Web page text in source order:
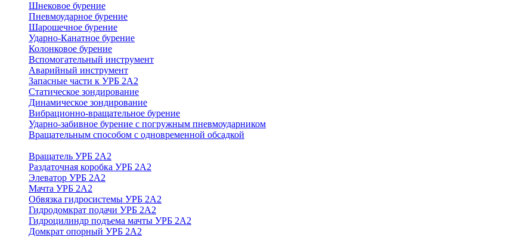
Шнековое бурение
Пневмоударное бурение
Шарошечное бурение
Ударно-Канатное бурение
Колонковое бурение
Вспомогательный инструмент
Аварийный инструмент
Запасные части к УРБ 2А2
Статическое зондирование
Динамическое зондирование
Вибрационно-вращательное бурение
Ударно-забивное бурение с погружным пневмоударником
Вращательным способом с одновременной обсадкой
Вращатель УРБ 2А2
Раздаточная коробка УРБ 2А2
Элеватор УРБ 2А2
Мачта УРБ 2А2
Обвязка гидросистемы УРБ 2А2
Гидродомкрат подачи УРБ 2А2
Гидроцилиндр подъема мачты УРБ 2А2
Домкрат опорный УРБ 2А2